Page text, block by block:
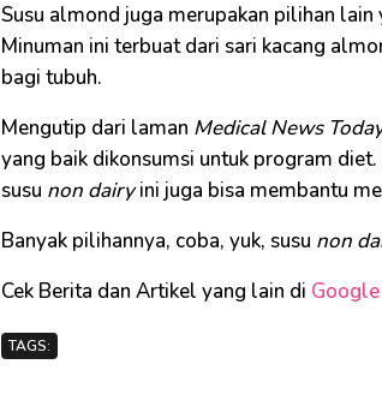
Susu almond juga merupakan pilihan
Minuman ini terbuat dari sari kacang
bagi tubuh.
Mengutip dari laman Medical News
yang baik dikonsumsi untuk program
susu non dairyini juga bisa membantu
Banyak pilihannya, coba, yuk, susu non
Cek Berita dan Artikel yang lain di
TAGS: